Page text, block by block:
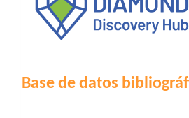
Base de datos